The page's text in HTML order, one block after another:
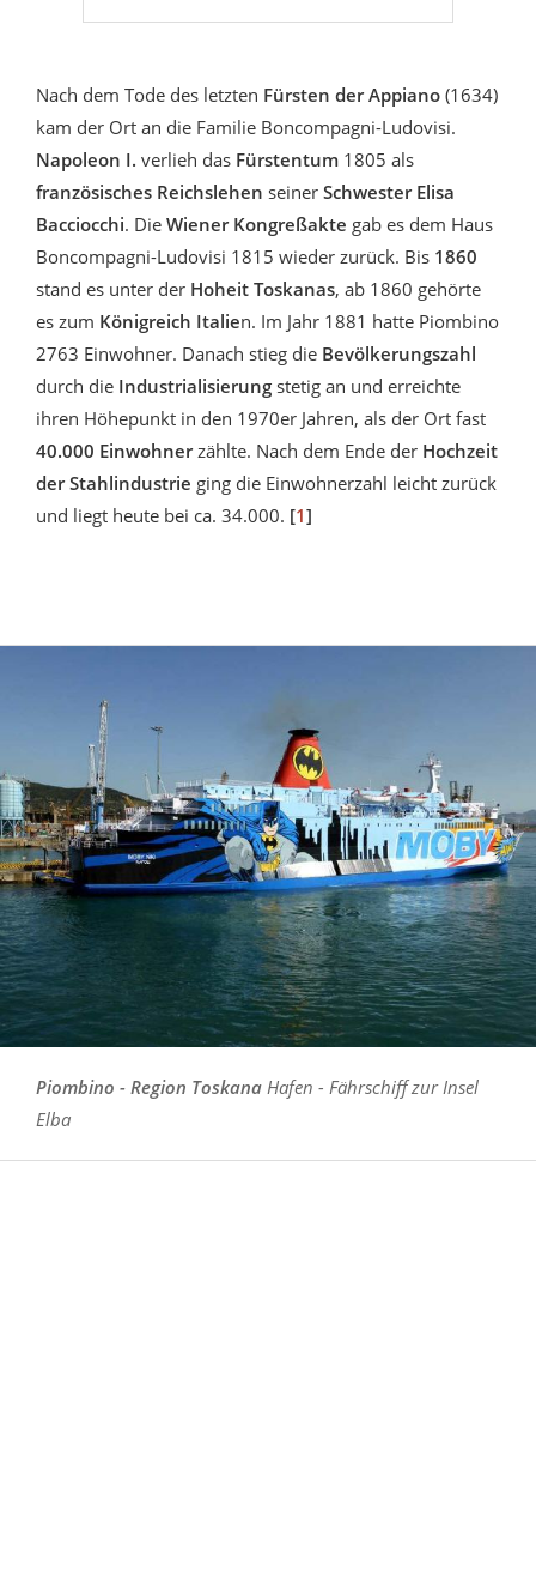
Nach dem Tode des letzten Fürsten der Appiano (1634)
kam der Ort an die Familie Boncompagni-Ludovisi.
Napoleon I. verlieh das Fürstentum 1805 als
französisches Reichslehen seiner Schwester Elisa
Bacciocchi. Die Wiener Kongreßakte gab es dem Haus
Boncompagni-Ludovisi 1815 wieder zurück. Bis 1860
stand es unter der Hoheit Toskanas, ab 1860 gehörte
es zum Königreich Italien. Im Jahr 1881 hatte Piombino
2763 Einwohner. Danach stieg die Bevölkerungszahl
durch die Industrialisierung stetig an und erreichte
ihren Höhepunkt in den 1970er Jahren, als der Ort fast
40.000 Einwohnerzählte. Nach dem Ende der Hochzeit
der Stahlindustrie ging die Einwohnerzahl leicht zurück
und liegt heute bei ca. 34.000. [1]
Piombino - Region Toskana Hafen - Fährschiff zur Insel
Elba